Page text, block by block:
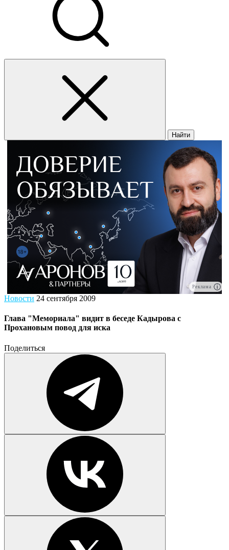
Найти
Реклама
Новости 24 сентября 2009
Глава "Мемориала" видит в беседе Кадырова с
Прохановым повод для иска
Поделиться